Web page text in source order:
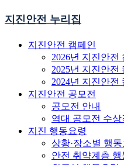
지진안전 누리집
지진안전 캠페인
2026년 지진안전
2025년 지진안전
2024년 지진안전
지진안전 공모전
공모전 안내
역대 공모전 수상
지진 행동요령
상황·장소별 행동
안전 취약계층 행